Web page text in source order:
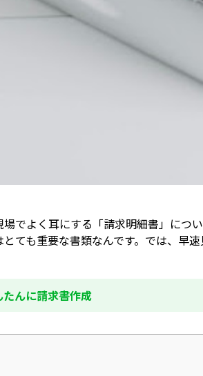
でよく耳にする「請求明細書」につ
ても重要な書類なんです。では、早
んに請求書作成